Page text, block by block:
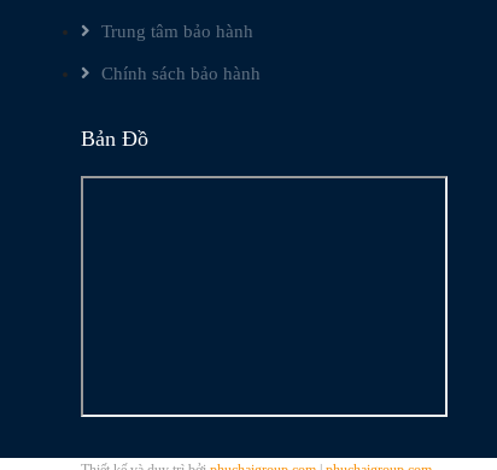
Trung tâm bảo hành
Chính sách bảo hành
Bản Đồ